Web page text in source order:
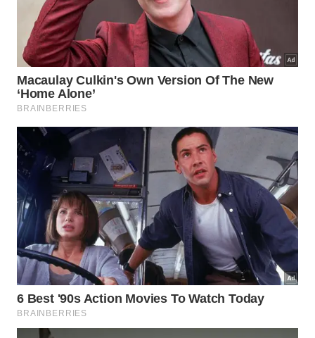
Antes de iniciar o reparo, certifique-se de ter à
disposição luvas de borracha para proteger as
mãos durante a aplicação de produtos químicos,
óculos de proteção para evitar que partículas
atinjam os olhos, máscara respiratória para filtrar
esporos de mofo e poeira, e uma escada estável
que permita trabalhar com segurança na altura do
teto. Proteja também o piso e os móveis com lonas